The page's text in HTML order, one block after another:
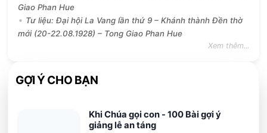
Giao Phan Hue
Tư liệu: Đại hội La Vang lần thứ 9 – Khánh thành Đền thờ
mới (20-22.08.1928) – Tong Giao Phan Hue
Xem thêm...
GỢI Ý CHO BẠN
Khi Chúa gọi con - 100 Bài gợi ý
giảng lễ an táng